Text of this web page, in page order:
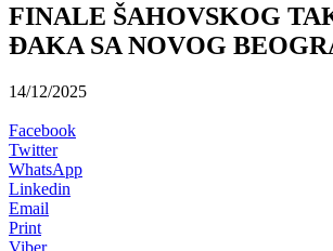
FINALE ŠAHOVSKOG
ĐAKA SA NOVOG
14/12/2025
Facebook
Twitter
WhatsApp
Linkedin
Email
Print
Viber